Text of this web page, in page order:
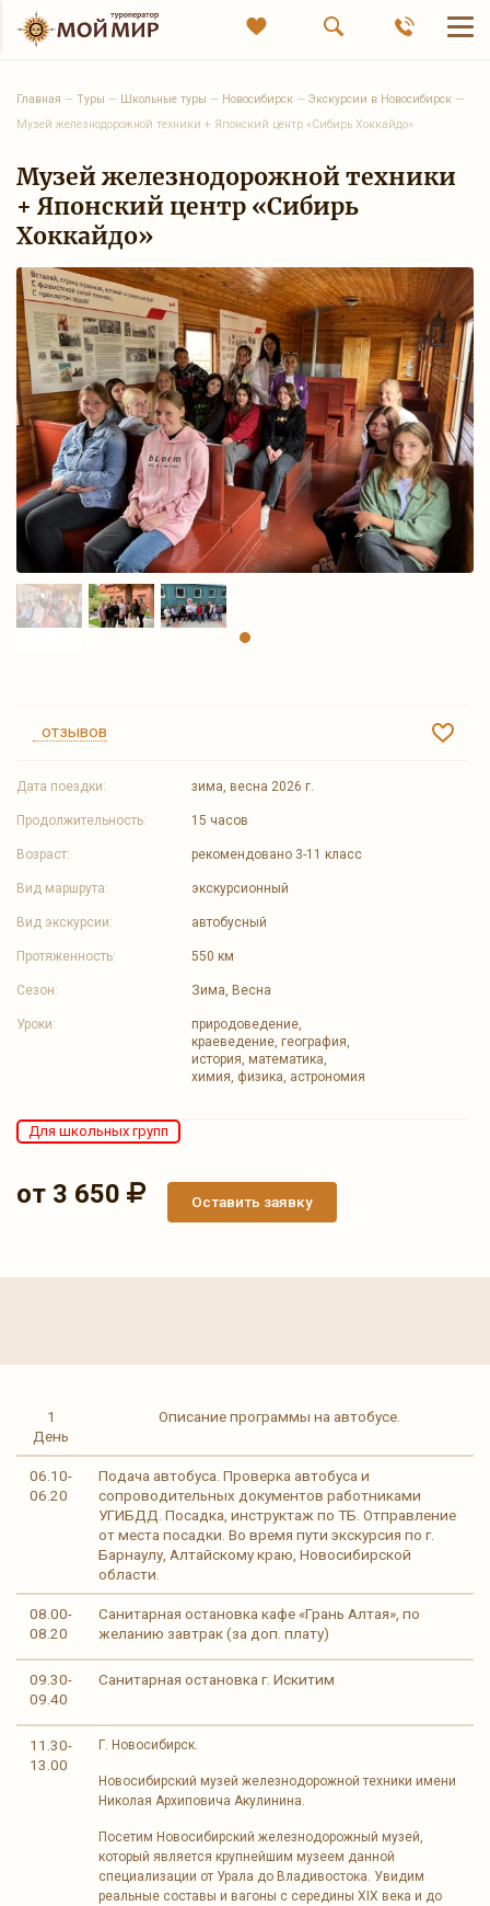
Главная — Туры — Школьные туры — Новосибирск — Экскурсии в Новосибирск —
Музей железнодорожной техники + Японский центр «Сибирь Хоккайдо»
Музей железнодорожной техники
+ Японский центр «Сибирь
Хоккайдо»
отзывов
Дата поездки: зима, весна 2026 г.
Продолжительность: 15 часов
Возраст: рекомендовано 3-11 класс
Вид маршрута: экскурсионный
Вид экскурсии: автобусный
Протяженность: 550 км
Сезон: Зима, Весна
Уроки:
природоведение,
краеведение, география,
история, математика,
химия, физика, астрономия
Для школьных групп
от 3 650 Оставить заявку
1
День
Описание программы на автобусе.
06.10-
06.20
Подача автобуса. Проверка автобуса и
сопроводительных документов работниками
УГИБДД. Посадка, инструктаж по ТБ. Отправление
от места посадки. Во время пути экскурсия по г.
Барнаулу, Алтайскому краю, Новосибирской
области.
08.00-
08.20
Санитарная остановка кафе «Грань Алтая», по
желанию завтрак (за доп. плату)
09.30-
09.40
Санитарная остановка г. Искитим
11.30-
13.00
Г. Новосибирск.
Новосибирский музей железнодорожной техники имени
Николая Архиповича Акулинина.
Посетим Новосибирский железнодорожный музей,
который является крупнейшим музеем данной
специализации от Урала до Владивостока. Увидим
реальные составы и вагоны с середины XIX века и до